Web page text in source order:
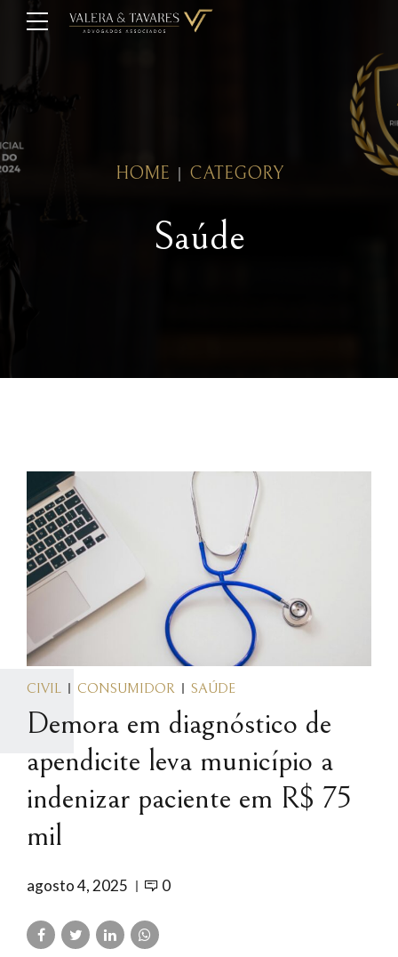
HOME CATEGORY
Saúde
CIVIL CONSUMIDOR SAÚDE
Demora em diagnóstico de
apendicite leva município a
indenizar paciente em R$ 75
mil
agosto 4, 2025 0